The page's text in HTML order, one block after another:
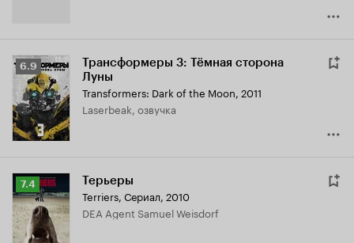
Рейтинг
Кинопоиска
6.9
6.9
Трансформеры 3: Тёмная сторона
Луны
Transformers: Dark of the Moon, 2011
Laserbeak, озвучка
Рейтинг
Кинопоиска
7.4
7.4 Терьеры
Terriers, Сериал, 2010
DEA Agent Samuel Weisdorf